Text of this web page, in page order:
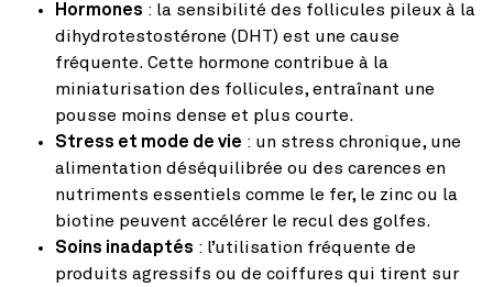
Hormones : la sensibilité des follicules pileux à la
dihydrotestostérone (DHT) est une cause
fréquente. Cette hormone contribue à la
miniaturisation des follicules, entraînant une
pousse moins dense et plus courte.
Stress et mode de vie : un stress chronique, une
alimentation déséquilibrée ou des carences en
nutriments essentiels comme le fer, le zinc ou la
biotine peuvent accélérer le recul des golfes.
Soins inadaptés : l’utilisation fréquente de
produits agressifs ou de coiffures qui tirent sur